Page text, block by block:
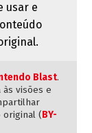
usar e
Blast.
visões e
original (BY-